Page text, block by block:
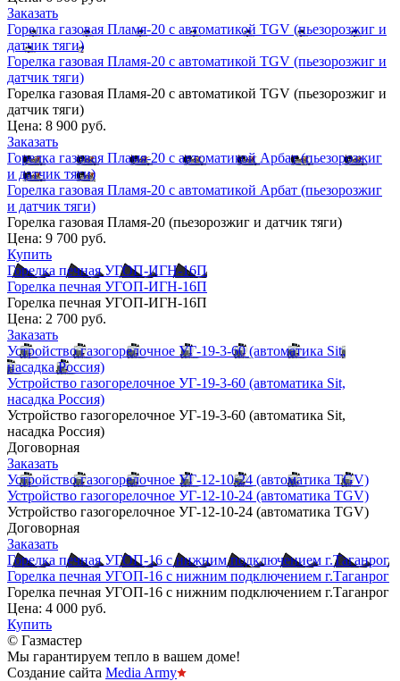
Заказать
Горелка газовая Пламя-20 с автоматикой TGV (пьезорозжиг и
датчик тяги)
Горелка газовая Пламя-20 с автоматикой TGV (пьезорозжиг и
датчик тяги)
Горелка газовая Пламя-20 с автоматикой TGV (пьезорозжиг и
датчик тяги)
Цена: 8 900 руб.
Заказать
Горелка газовая Пламя-20 с автоматикой Арбат (пьезорозжиг
и датчик тяги)
Горелка газовая Пламя-20 с автоматикой Арбат (пьезорозжиг
и датчик тяги)
Горелка газовая Пламя-20 (пьезорозжиг и датчик тяги)
Цена: 9 700 руб.
Купить
Горелка печная УГОП-ИГН-16П
Горелка печная УГОП-ИГН-16П
Горелка печная УГОП-ИГН-16П
Цена: 2 700 руб.
Заказать
Устройство газогорелочное УГ-19-3-60 (автоматика Sit,
насадка Россия)
Устройство газогорелочное УГ-19-3-60 (автоматика Sit,
насадка Россия)
Устройство газогорелочное УГ-19-3-60 (автоматика Sit,
насадка Россия)
Договорная
Заказать
Устройство газогорелочное УГ-12-10-24 (автоматика TGV)
Устройство газогорелочное УГ-12-10-24 (автоматика TGV)
Устройство газогорелочное УГ-12-10-24 (автоматика TGV)
Договорная
Заказать
Горелка печная УГОП-16 с нижним подключением г.Таганрог
Горелка печная УГОП-16 с нижним подключением г.Таганрог
Горелка печная УГОП-16 с нижним подключением г.Таганрог
Цена: 4 000 руб.
Купить
© Газмастер
Мы гарантируем тепло в вашем доме!
Создание сайта Media Army